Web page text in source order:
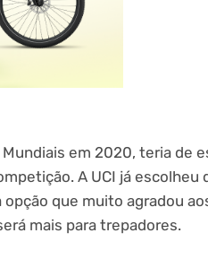
em 2020, teria de
A UCI já escolheu
opção que muito agradou
mais para trepadores.